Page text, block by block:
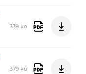
339 ko
379 ko